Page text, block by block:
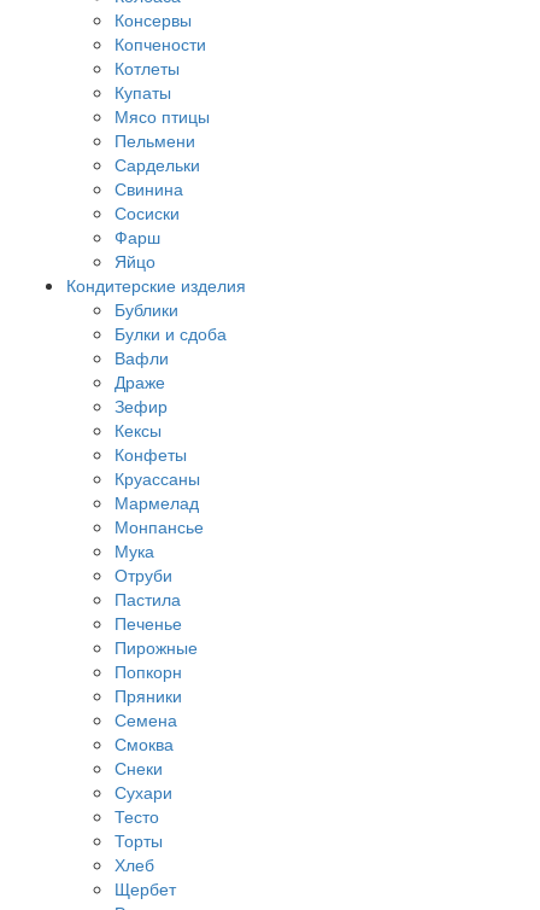
Консервы
Копчености
Котлеты
Купаты
Мясо птицы
Пельмени
Сардельки
Свинина
Сосиски
Фарш
Яйцо
Кондитерские изделия
Бублики
Булки и сдоба
Вафли
Драже
Зефир
Кексы
Конфеты
Круассаны
Мармелад
Монпансье
Мука
Отруби
Пастила
Печенье
Пирожные
Попкорн
Пряники
Семена
Смоква
Снеки
Сухари
Тесто
Торты
Хлеб
Щербет